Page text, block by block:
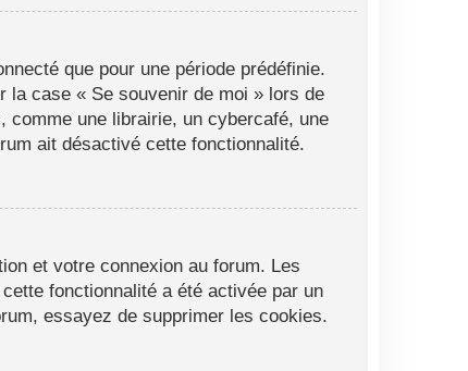
que pour une période prédéfinie.
la case « Se souvenir de moi » lors de
comme une librairie, un cybercafé, une
ait désactivé cette fonctionnalité.
et votre connexion au forum. Les
fonctionnalité a été activée par un
essayez de supprimer les cookies.